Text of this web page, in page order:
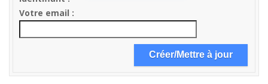
Votre email